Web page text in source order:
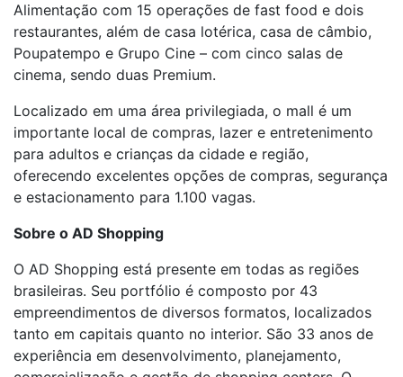
Alimentação com 15 operações de fast food e dois
restaurantes, além de casa lotérica, casa de câmbio,
Poupatempo e Grupo Cine – com cinco salas de
cinema, sendo duas Premium.
Localizado em uma área privilegiada, o mall é um
importante local de compras, lazer e entretenimento
para adultos e crianças da cidade e região,
oferecendo excelentes opções de compras, segurança
e estacionamento para 1.100 vagas.
Sobre o AD Shopping
O AD Shopping está presente em todas as regiões
brasileiras. Seu portfólio é composto por 43
empreendimentos de diversos formatos, localizados
tanto em capitais quanto no interior. São 33 anos de
experiência em desenvolvimento, planejamento,